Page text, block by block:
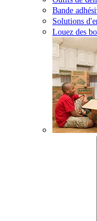
Bande
Solutions
Louez des